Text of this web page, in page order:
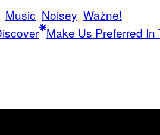
Music Noisey Ważne!
Make Us Preferred In